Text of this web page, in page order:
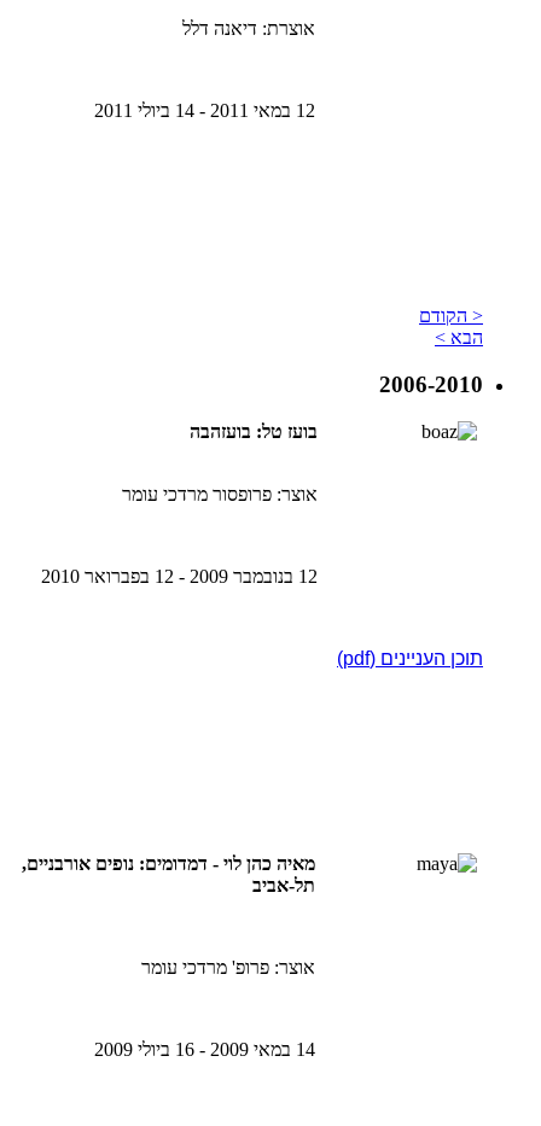
אוצרת: דיאנה דלל
12 במאי 2011 - 14 ביולי 2011
< הקודם
הבא >
2006-2010
בועז טל: בועזהבה
אוצר: פרופסור מרדכי עומר
12 בנובמבר 2009 - 12 בפברואר 2010
תוכן העניינים (pdf)
מאיה כהן לוי - דמדומים: נופים אורבניים,
תל-אביב
אוצר: פרופ' מרדכי עומר
14 במאי 2009 - 16 ביולי 2009